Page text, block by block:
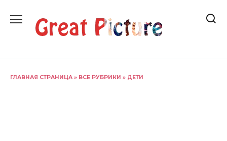
содержанию
ГЛАВНАЯ СТРАНИЦА » ВСЕ РУБРИКИ » ДЕТИ